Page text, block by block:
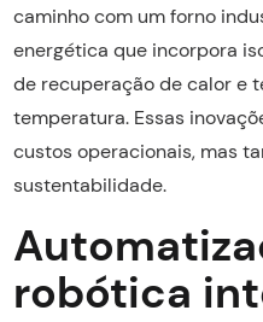
caminho com um forno
energética que incorpora
de recuperação de calor e
temperatura. Essas
custos operacionais, mas
sustentabilidade.
robótica